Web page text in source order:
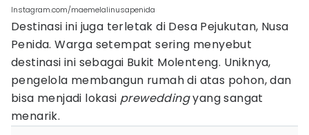
Instagram.com/maemelalinusapenida
Destinasi ini juga terletak di Desa Pejukutan, Nusa
Penida. Warga setempat sering menyebut
destinasi ini sebagai Bukit Molenteng. Uniknya,
pengelola membangun rumah di atas pohon, dan
bisa menjadi lokasi preweddingyang sangat
menarik.